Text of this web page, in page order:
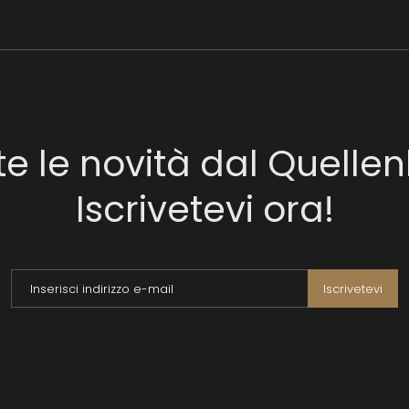
le novità dal
Iscrivetevi ora!
Inserisci indirizzo e-mail Iscrivetevi